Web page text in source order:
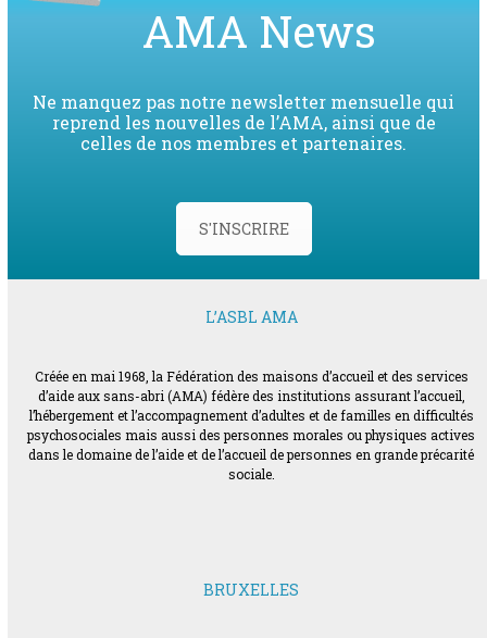
AMA News
Ne manquez pas notre newsletter mensuelle qui
reprend les nouvelles de l’AMA, ainsi que de
celles de nos membres et partenaires.
S'INSCRIRE
L’ASBL AMA
Créée en mai 1968, la Fédération des maisons d’accueil et des services
d’aide aux sans-abri (AMA) fédère des institutions assurant l’accueil,
l’hébergement et l’accompagnement d’adultes et de familles en difficultés
psychosociales mais aussi des personnes morales ou physiques actives
dans le domaine de l’aide et de l’accueil de personnes en grande précarité
sociale.
BRUXELLES